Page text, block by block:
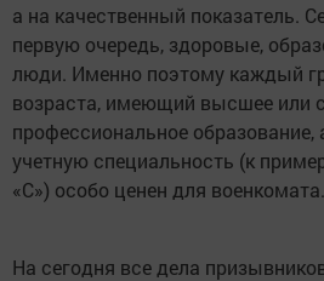
а на качественный показатель.
первую очередь, здоровые,
люди. Именно поэтому каждый
возраста, имеющий высшее или
профессиональное образование,
учетную специальность (к
«С») особо ценен для военкомата.
На сегодня все дела